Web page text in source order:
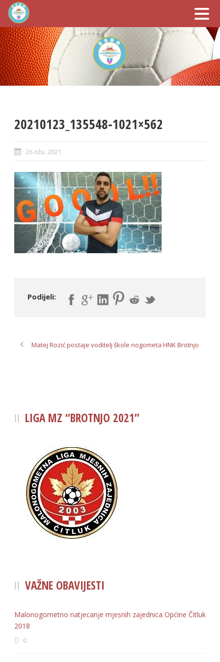
20210123_135548-1021×562
26 ožu. 2021
Podijeli:
Matej Rozić postaje voditelj škole nogometa HNK Brotnjo
LIGA MZ “BROTNJO 2021”
VAŽNE OBAVIJESTI
Malonogometno natjecanje mjesnih zajednica Općine Čitluk
2018
0